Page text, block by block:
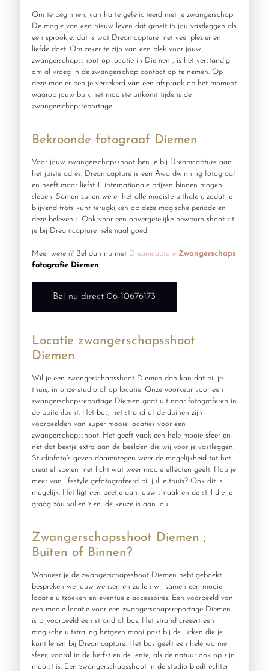
Om te beginnen; van harte gefeliciteerd met je zwangerschap!
De magie van een nieuw leven dat groeit in jou vastleggen als
een sprookje, dat is wat Dreamcapture met veel plezier en
liefde doet. Om zeker te zijn van een plek voor jouw
zwangerschapsshoot op locatie in Diemen , is het verstandig
om al vroeg in de zwangerschap contact op te nemen. Op
deze manier ben je verzekerd van een afspraak op het moment
waarop jouw buik het mooiste uitkomt tijdens de
zwangerschapsreportage.
Bekroonde fotograaf Diemen
Voor jouw zwangerschapsshoot ben je bij Dreamcapture aan
het juiste adres. Dreamcapture is een Awardwinning fotograaf
en heeft maar liefst 11 internationale prijzen binnen mogen
slepen. Samen zullen we er het allermooiste uithalen, zodat je
blijvend trots kunt terugkijken op deze magische periode en
deze belevenis. Ook voor een onvergetelijke newborn shoot zit
je bij Dreamcapture helemaal goed!
Meer weten? Bel dan nu met Dreamcapture Zwangerschaps
fotografie Diemen
Bel nu direct 06-10676173
Locatie zwangerschapsshoot
Diemen
Wil je een zwangerschapsshoot Diemen dan kan dat bij je
thuis, in onze studio of op locatie. Onze voorkeur voor een
zwangerschapsreportage Diemen gaat uit naar fotograferen in
de buitenlucht. Het bos, het strand of de duinen zijn
voorbeelden van super mooie locaties voor een
zwangerschapsshoot. Het geeft vaak een hele mooie sfeer en
net dat beetje extra aan de beelden die wij voor je vastleggen.
Studiofoto’s geven daarentegen weer de mogelijkheid tot het
creatief spelen met licht wat weer mooie effecten geeft. Hou je
meer van lifestyle gefotografeerd bij jullie thuis? Ook dit is
mogelijk. Het ligt een beetje aan jouw smaak en de stijl die je
graag zou willen zien, de keuze is aan jou!
Zwangerschapsshoot Diemen ;
Buiten of Binnen?
Wanneer je de zwangerschapsshoot Diemen hebt geboekt
bespreken we jouw wensen en zullen wij samen een mooie
locatie uitzoeken en eventuele accessoires. Een voorbeeld van
een mooie locatie voor een zwangerschapsreportage Diemen
is bijvoorbeeld een strand of bos. Het strand creëert een
magische uitstraling hetgeen mooi past bij de jurken die je
kunt lenen bij Dreamcapture. Het bos geeft een hele warme
sfeer, vooral in de herfst en de lente, als de natuur ook op zijn
mooist is. Een zwangerschapsshoot in de studio biedt echter